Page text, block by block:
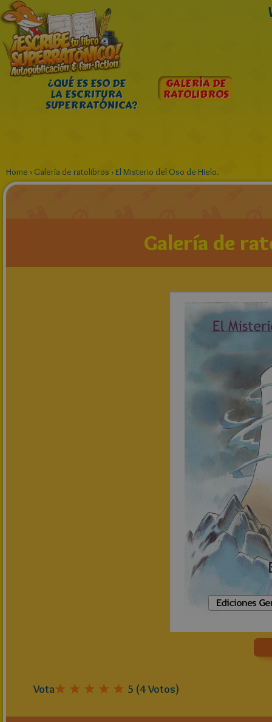
¿QUÉ ES ESO DE
LA ESCRITURA
SUPERRATÓNICA?
GALERÍA DE
RATOLIBROS
Home › Galería de ratolibros ›El Misterio del Oso de Hielo.
Galería de
Vota 5 (4Votos)